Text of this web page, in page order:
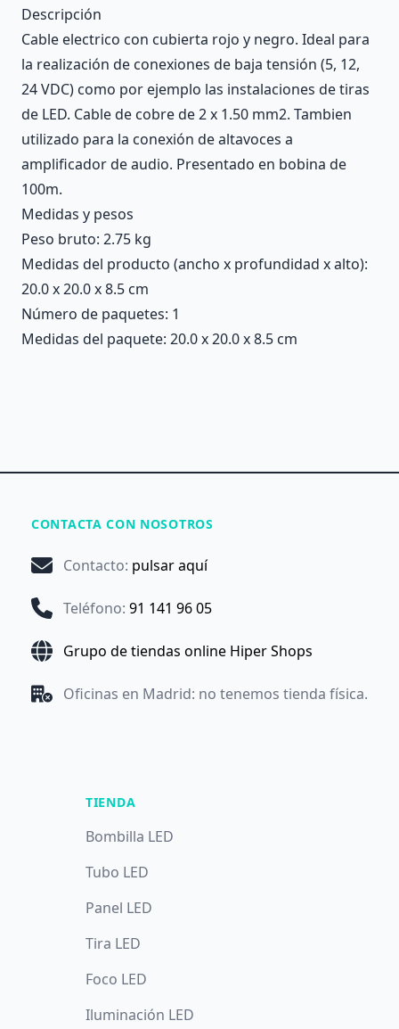
Descripción
Cable electrico con cubierta rojo y negro. Ideal para
la realización de conexiones de baja tensión (5, 12,
24 VDC) como por ejemplo las instalaciones de tiras
de LED. Cable de cobre de 2 x 1.50 mm2. Tambien
utilizado para la conexión de altavoces a
amplificador de audio. Presentado en bobina de
100m.
Medidas y pesos
Peso bruto: 2.75 kg
Medidas del producto (ancho x profundidad x alto):
20.0 x 20.0 x 8.5 cm
Número de paquetes: 1
Medidas del paquete: 20.0 x 20.0 x 8.5 cm
CONTACTA CON NOSOTROS
Contacto: pulsar aquí
Teléfono: 91 141 96 05
Grupo de tiendas online Hiper Shops
Oficinas en Madrid: no tenemos tienda física.
TIENDA
Bombilla LED
Tubo LED
Panel LED
Tira LED
Foco LED
Iluminación LED